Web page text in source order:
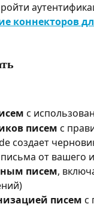
коннекторов
с
писем с
создает
от вашего
писем,
писем с